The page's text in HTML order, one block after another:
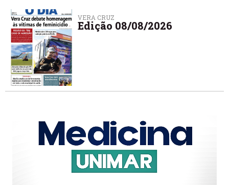
VERA CRUZ
Edição 08/08/2026